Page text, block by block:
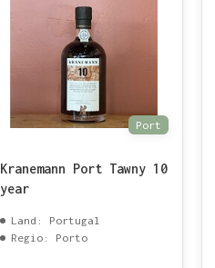
Port
Kranemann Port Tawny 10
year
Land: Portugal
Regio: Porto